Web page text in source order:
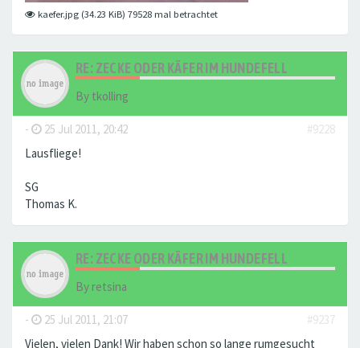
kaefer.jpg (34.23 KiB) 79528 mal betrachtet
RE: ZECKE ODER KÄFER IM HUNDEFELL
By tkolling
- 25 Jul 2011, 20:42
#9228
Lausfliege!
SG
Thomas K.
RE: ZECKE ODER KÄFER IM HUNDEFELL
By retsina
- 25 Jul 2011, 21:07
#9237
Vielen, vielen Dank! Wir haben schon so lange rumgesucht